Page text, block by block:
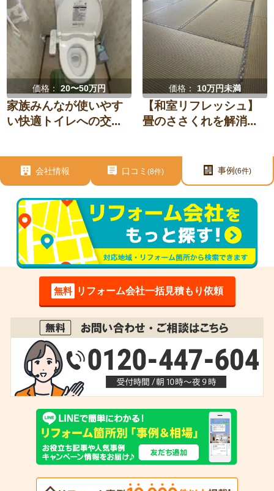
価格：20〜50万円
家族みんなが使いやす
い快適トイレへの交...
価格：10万円未満
【和室リフレッシュ】
畳のささくれを解消...
会社情報 口コミ(8件) 事例(6件)
無料 リフォーム会社一括見積もり依頼